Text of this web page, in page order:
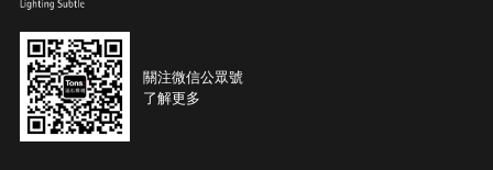
關注微信公眾號
了解更多